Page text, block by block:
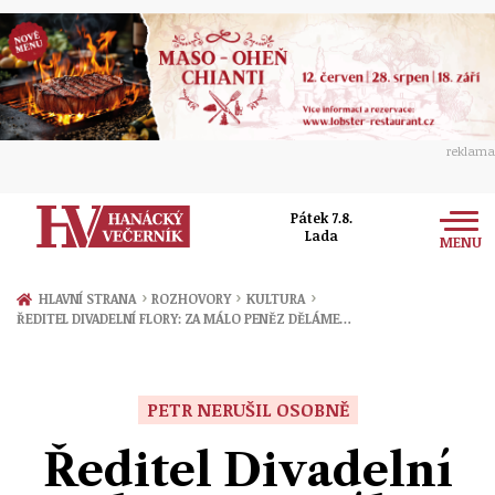
reklama
Pátek 7.8.
Lada
MENU
Zprávy
Přerov
Ekonomika
Hudba
Ženy
Sport
HLAVNÍ STRANA › ROZHOVORY › KULTURA ›
ŘEDITEL DIVADELNÍ FLORY: ZA MÁLO PENĚZ DĚLÁME…
PETR NERUŠIL OSOBNĚ
Ředitel Divadelní